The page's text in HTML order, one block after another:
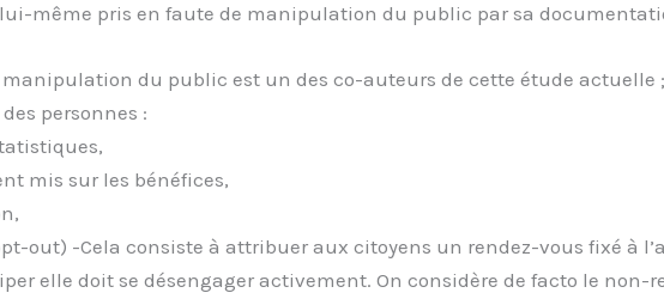
même pris en faute de manipulation du public par sa
manipulation du public est un des co-auteurs de cette étude actuelle
personnes :
mis sur les bénéfices,
out) -Cela consiste à attribuer aux citoyens un rendez-vous fixé à
elle doit se désengager activement. On considère de facto le non-